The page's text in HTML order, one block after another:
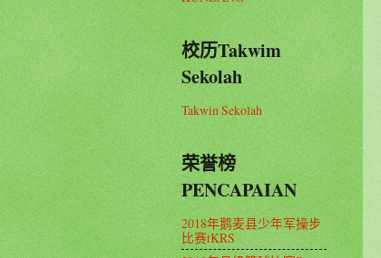
校历Takwim
Sekolah
Takwin Sekolah
荣誉榜
PENCAPAIAN
2018年鹅麦县少年军操步
比赛tKRS